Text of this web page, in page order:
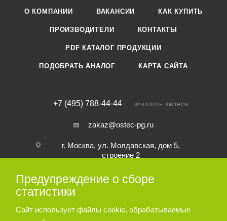
О КОМПАНИИ ВАКАНСИИ КАК КУПИТЬ
ПРОИЗВОДИТЕЛИ КОНТАКТЫ
PDF КАТАЛОГ ПРОДУКЦИИ
ПОДОБРАТЬ АНАЛОГ КАРТА САЙТА
+7 (495) 788-44-44 ЗАКАЗАТЬ ЗВОНОК
zakaz@ostec-pg.ru
г. Москва, ул. Молдавская, дом 5,
строение 2
ПОДПИСАТЬСЯ НА РАССЫЛКУ
Предупреждение о сборе
статистики
Сайт использует файлы cookie, обрабатываемые